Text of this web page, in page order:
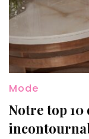
Mode
Notre top 10